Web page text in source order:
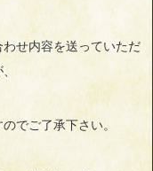
せ内容を送っていただ
でご了承下さい。